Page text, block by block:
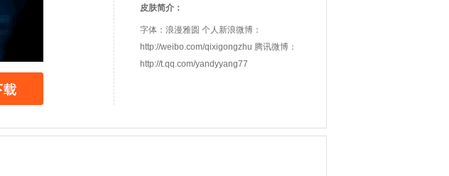
皮肤简介：
字体：浪漫雅圆 个人新浪微博：
http://weibo.com/qixigongzhu 腾讯微博：
http://t.qq.com/yandyyang77